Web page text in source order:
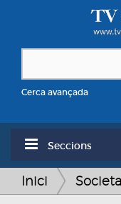
Cerca avançada
Seccions
Inici